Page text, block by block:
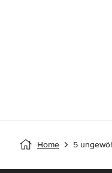
Home 5